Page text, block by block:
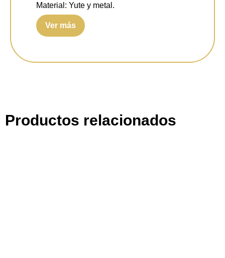
Material: Yute y metal.
Color: Natural.
Ver más
Productos relacionados